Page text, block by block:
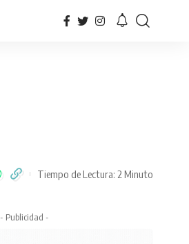
Tiempo de Lectura: 2 Minuto
- Publicidad -